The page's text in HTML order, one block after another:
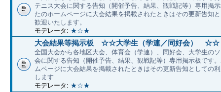
テニス大会に関する告知（開催予告、結果、観戦記等）専用掲
たのホームページに大会結果を掲載されたときはその更新告知
歓迎いたします。
モデレータ: ★☆★
大会結果等掲示板 ☆☆大学生（学連／同好会） ☆☆
全国大会から各地区大会、体育会（学連）、同好会、大学生の
会に関する告知（開催予告、結果、観戦記等）専用掲示板です
ムページに大会結果を掲載されたときはその更新告知としての
します
モデレータ: ★☆★